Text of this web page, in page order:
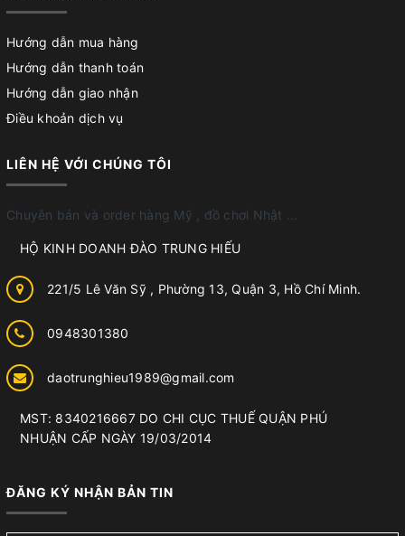
Hướng dẫn mua hàng
Hướng dẫn thanh toán
Hướng dẫn giao nhận
Điều khoản dịch vụ
LIÊN HỆ VỚI CHÚNG TÔI
Chuyên bán và order hàng Mỹ , đồ chơi Nhật ...
HỘ KINH DOANH ĐÀO TRUNG HIẾU
221/5 Lê Văn Sỹ , Phường 13, Quận 3, Hồ Chí Minh.
0948301380
daotrunghieu1989@gmail.com
MST: 8340216667 DO CHI CỤC THUẾ QUẬN PHÚ
NHUẬN CẤP NGÀY 19/03/2014
ĐĂNG KÝ NHẬN BẢN TIN